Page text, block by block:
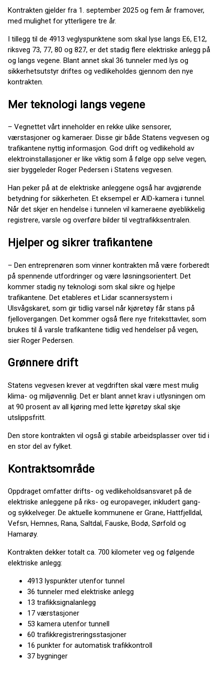
Kontrakten gjelder fra 1. september 2025 og fem år framover,
med mulighet for ytterligere tre år.
I tillegg til de 4913 veglyspunktene som skal lyse langs E6, E12,
riksveg 73, 77, 80 og 827, er det stadig flere elektriske anlegg på
og langs vegene. Blant annet skal 36 tunneler med lys og
sikkerhetsutstyr driftes og vedlikeholdes gjennom den nye
kontrakten.
Mer teknologi langs vegene
– Vegnettet vårt inneholder en rekke ulike sensorer,
værstasjoner og kameraer. Disse gir både Statens vegvesen og
trafikantene nyttig informasjon. God drift og vedlikehold av
elektroinstallasjoner er like viktig som å følge opp selve vegen,
sier byggeleder Roger Pedersen i Statens vegvesen.
Han peker på at de elektriske anleggene også har avgjørende
betydning for sikkerheten. Et eksempel er AID-kamera i tunnel.
Når det skjer en hendelse i tunnelen vil kameraene øyeblikkelig
registrere, varsle og overføre bilder til vegtrafikksentralen.
Hjelper og sikrer trafikantene
– Den entreprenøren som vinner kontrakten må være forberedt
på spennende utfordringer og være løsningsorientert. Det
kommer stadig ny teknologi som skal sikre og hjelpe
trafikantene. Det etableres et Lidar scannersystem i
Ulsvågskaret, som gir tidlig varsel når kjøretøy får stans på
fjellovergangen. Det kommer også flere nye friteksttavler, som
brukes til å varsle trafikantene tidlig ved hendelser på vegen,
sier Roger Pedersen.
Grønnere drift
Statens vegvesen krever at vegdriften skal være mest mulig
klima- og miljøvennlig. Det er blant annet krav i utlysningen om
at 90 prosent av all kjøring med lette kjøretøy skal skje
utslippsfritt.
Den store kontrakten vil også gi stabile arbeidsplasser over tid i
en stor del av fylket.
Kontraktsområde
Oppdraget omfatter drifts- og vedlikeholdsansvaret på de
elektriske anleggene på riks- og europaveger, inkludert gang-
og sykkelveger. De aktuelle kommunene er Grane, Hattfjelldal,
Vefsn, Hemnes, Rana, Saltdal, Fauske, Bodø, Sørfold og
Hamarøy.
Kontrakten dekker totalt ca. 700 kilometer veg og følgende
elektriske anlegg:
4913 lyspunkter utenfor tunnel
36 tunneler med elektriske anlegg
13 trafikksignalanlegg
17 værstasjoner
53 kamera utenfor tunnell
60 trafikkregistreringsstasjoner
16 punkter for automatisk trafikkontroll
37 bygninger